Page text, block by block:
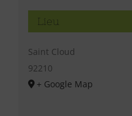
Lieu
Saint Cloud
92210
+ Google Map